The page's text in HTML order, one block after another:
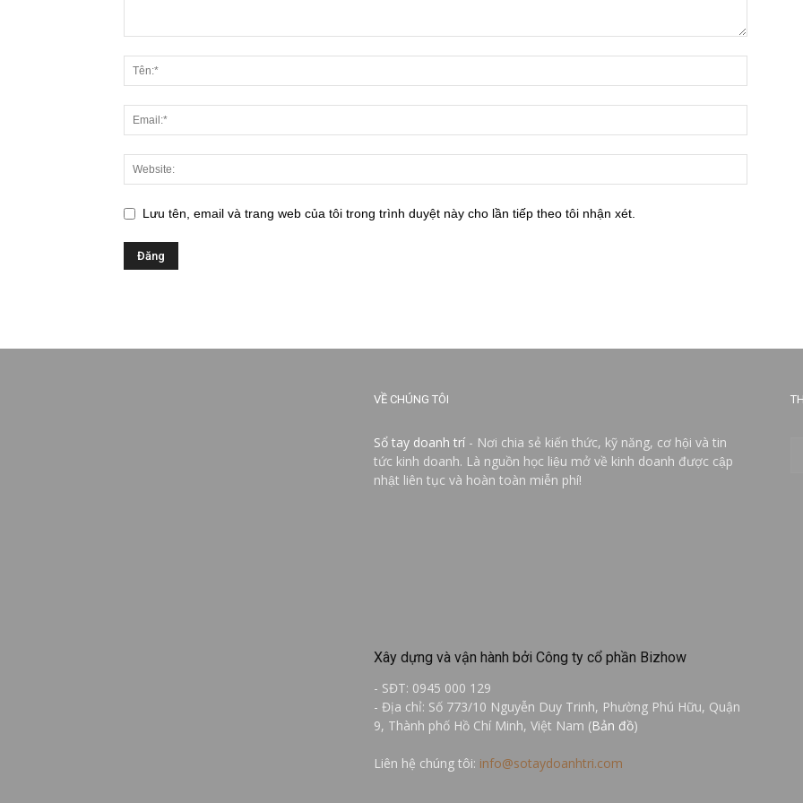
Lưu tên, email và trang web của tôi trong trình duyệt này cho lần tiếp theo tôi nhận xét.
VỀ CHÚNG TÔI
Sổ tay doanh trí - Nơi chia sẻ kiến thức, kỹ năng, cơ hội và tin
tức kinh doanh. Là nguồn học liệu mở về kinh doanh được cập
nhật liên tục và hoàn toàn miễn phí!
Xây dựng và vận hành bởi Công ty cổ phần Bizhow
- SĐT: 0945 000 129
- Địa chỉ: Số 773/10 Nguyễn Duy Trinh, Phường Phú Hữu, Quận
9, Thành phố Hồ Chí Minh, Việt Nam (Bản đồ)
Liên hệ chúng tôi: info@sotaydoanhtri.com